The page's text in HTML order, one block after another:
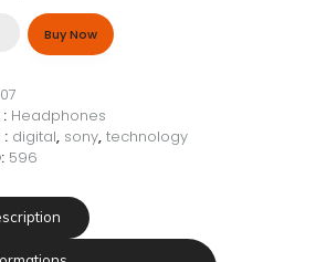
Buy Now
Headphones
digital, sony, technology
596